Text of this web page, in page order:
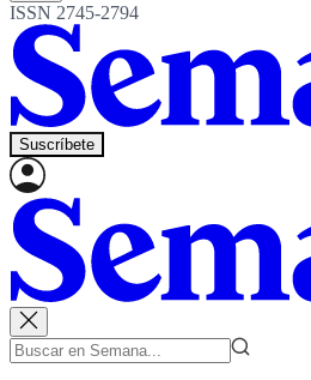
ISSN 2745-2794
Suscríbete